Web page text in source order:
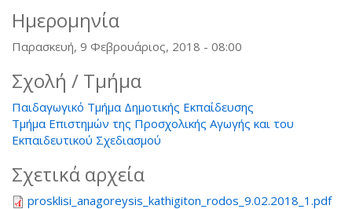
Ημερομηνία
Παρασκευή, 9 Φεβρουάριος, 2018 - 08:00
Σχολή / Τμήμα
Παιδαγωγικό Τμήμα Δημοτικής Εκπαίδευσης
Τμήμα Επιστημών της Προσχολικής Αγωγής και του
Εκπαιδευτικού Σχεδιασμού
Σχετικά αρχεία
prosklisi_anagoreysis_kathigiton_rodos_9.02.2018_1.pdf